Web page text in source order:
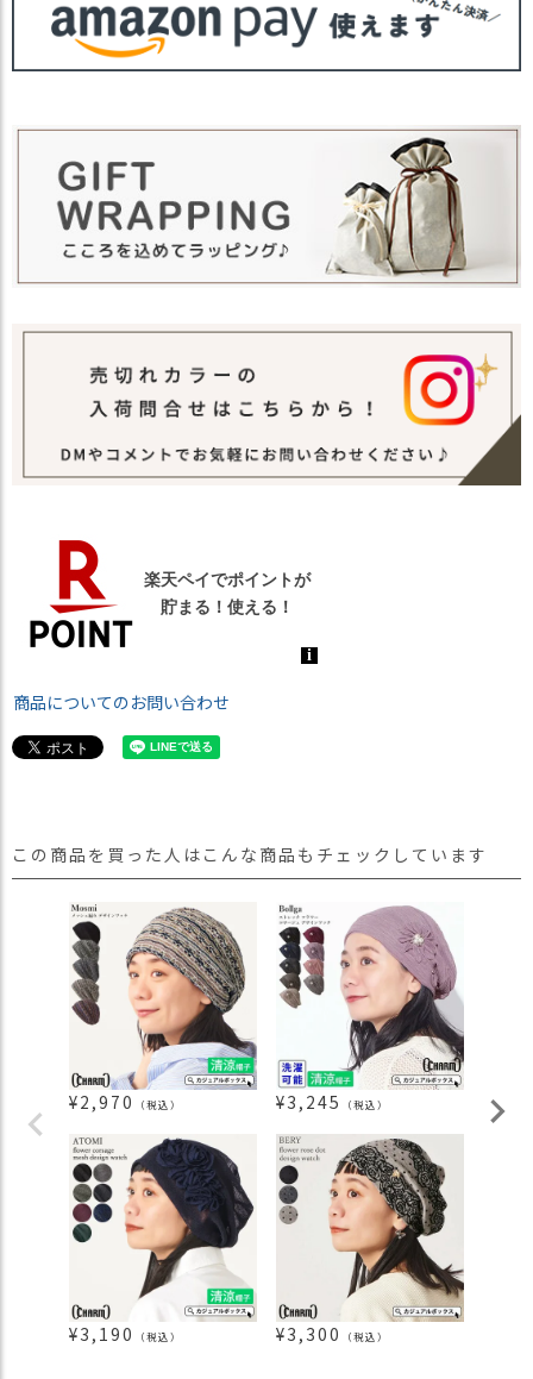
商品についてのお問い合わせ
この商品を買った人はこんな商品もチェックしています
¥2,970 （税込） ¥3,245 （税込） ¥
¥3,190 （税込） ¥3,300 （税込）